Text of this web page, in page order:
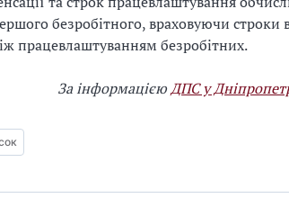
безробітного, враховуючи строки
працевлаштуванням безробітних.
За інформацієюДПС у